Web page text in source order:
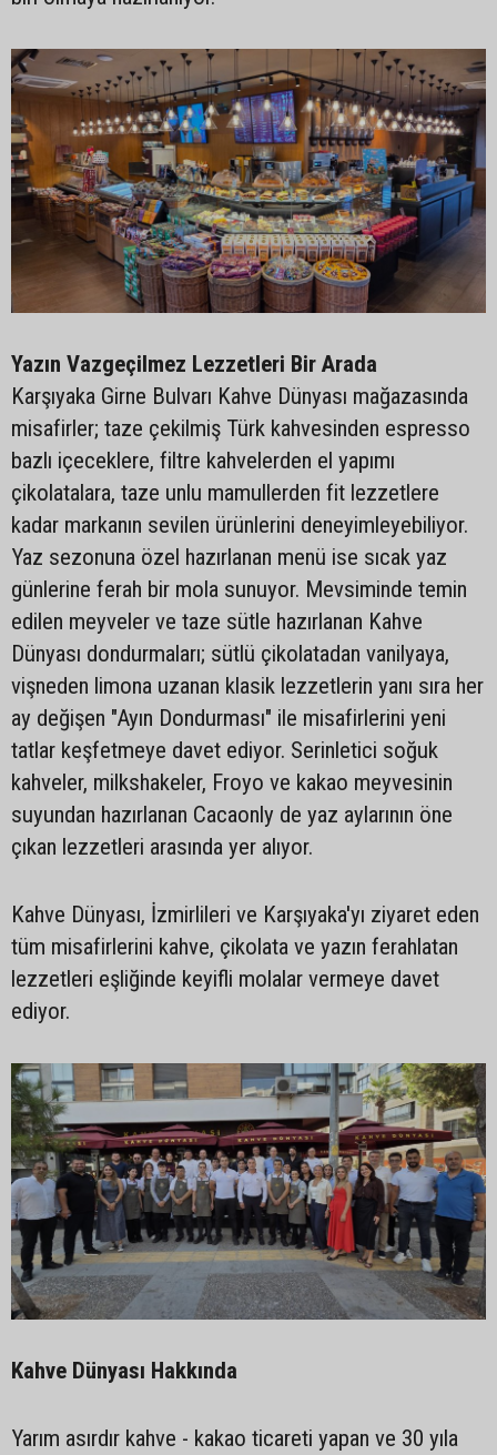
Yazın Vazgeçilmez Lezzetleri Bir Arada
Karşıyaka Girne Bulvarı Kahve Dünyası mağazasında
misafirler; taze çekilmiş Türk kahvesinden espresso
bazlı içeceklere, filtre kahvelerden el yapımı
çikolatalara, taze unlu mamullerden fit lezzetlere
kadar markanın sevilen ürünlerini deneyimleyebiliyor.
Yaz sezonuna özel hazırlanan menü ise sıcak yaz
günlerine ferah bir mola sunuyor. Mevsiminde temin
edilen meyveler ve taze sütle hazırlanan Kahve
Dünyası dondurmaları; sütlü çikolatadan vanilyaya,
vişneden limona uzanan klasik lezzetlerin yanı sıra her
ay değişen "Ayın Dondurması" ile misafirlerini yeni
tatlar keşfetmeye davet ediyor. Serinletici soğuk
kahveler, milkshakeler, Froyo ve kakao meyvesinin
suyundan hazırlanan Cacaonly de yaz aylarının öne
çıkan lezzetleri arasında yer alıyor.
Kahve Dünyası, İzmirlileri ve Karşıyaka'yı ziyaret eden
tüm misafirlerini kahve, çikolata ve yazın ferahlatan
lezzetleri eşliğinde keyifli molalar vermeye davet
ediyor.
Kahve Dünyası Hakkında
Yarım asırdır kahve - kakao ticareti yapan ve 30 yıla